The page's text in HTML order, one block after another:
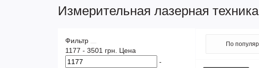
Измерительная лазерная техника
Фильтр
1177 - 3501 грн. Цена
-